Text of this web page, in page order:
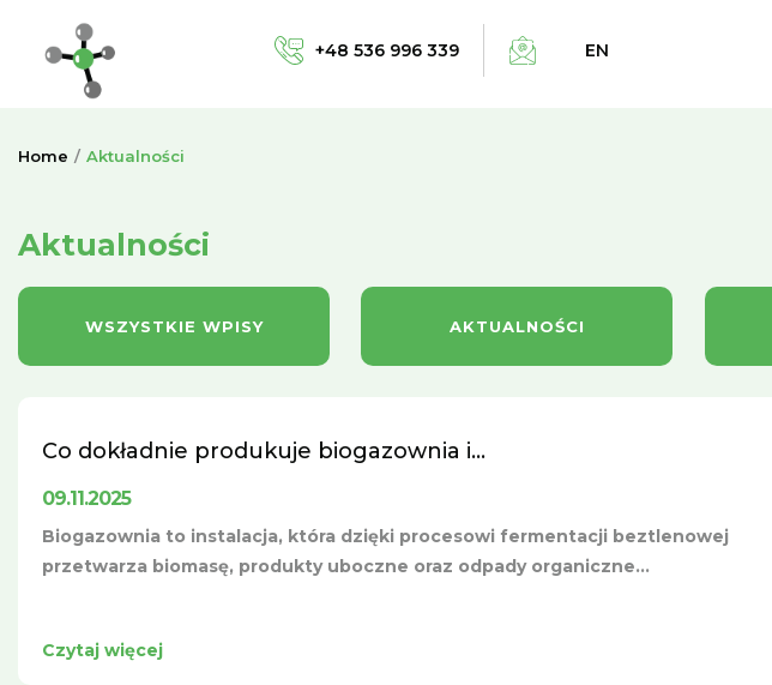
+48 536 996 339 EN
Home Aktualności
Aktualności
WSZYSTKIE WPISY AKTUALNOŚCI
Co dokładnie produkuje biogazownia i...
09.11.2025
Biogazownia to instalacja, która dzięki procesowi fermentacji beztlenowej
przetwarza biomasę, produkty uboczne oraz odpady organiczne...
Czytaj więcej